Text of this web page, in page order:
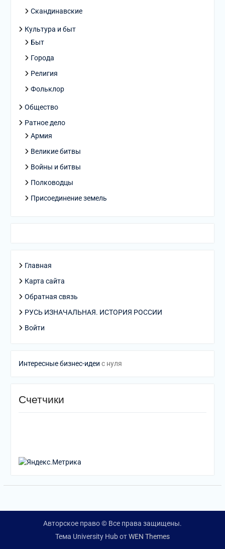
Скандинавские
Культура и быт
Быт
Города
Религия
Фольклор
Общество
Ратное дело
Армия
Великие битвы
Войны и битвы
Полководцы
Присоединение земель
Главная
Карта сайта
Обратная связь
РУСЬ ИЗНАЧАЛЬНАЯ. ИСТОРИЯ РОССИИ
Войти
Интересные бизнес-идеи с нуля
Счетчики
Авторское право © Все права защищены.
Тема University Hub отWEN Themes